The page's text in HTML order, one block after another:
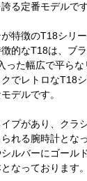
る定番モデルです
特徴のT18シリ
的なT18は、ブ
った幅広で平ら
でレトロなT18
デルです。
プがあり、クラ
れる腕時計とな
ルバーにゴール
なっております。